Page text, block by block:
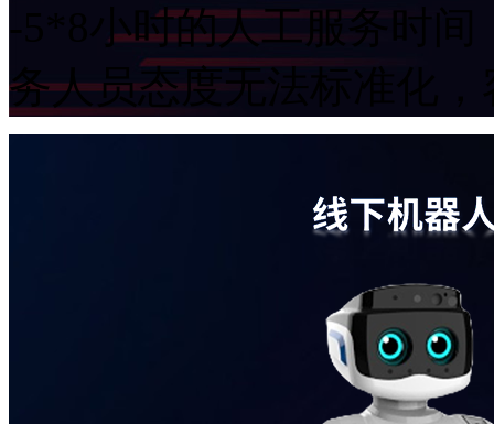
-5*8小时的人工服务时间
务人员态度无法标准化